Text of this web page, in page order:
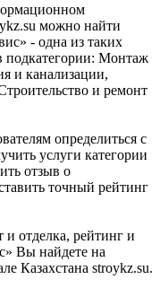
можно найти
- одна из таких
подкатегории: Монтаж
и канализации,
и ремонт
определиться с
услуги категории
отзыв о
точный рейтинг
отделка, рейтинг и
Вы найдете на
Казахстана stroykz.su.